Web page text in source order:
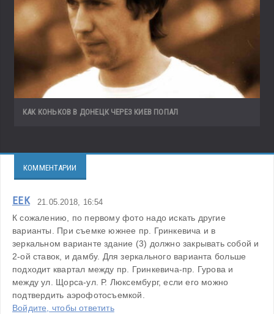
КАК КОНЬКОВ В ДОНЕЦК ЧЕРЕЗ КИЕВ ПОПАЛ
КОММЕНТАРИИ
ЕЕК 21.05.2018, 16:54
К сожалению, по первому фото надо искать другие
варианты. При съемке южнее пр. Гринкевича и в
зеркальном варианте здание (3) должно закрывать собой и
2-ой ставок, и дамбу. Для зеркального варианта больше
подходит квартал между пр. Гринкевича-пр. Гурова и
между ул. Щорса-ул. Р. Люксембург, если его можно
подтвердить аэрофотосъемкой.
Войдите, чтобы ответить